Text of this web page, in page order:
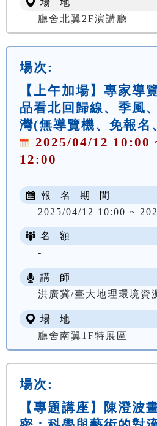
廳舍北翼2F演講廳
場次:
【上午加場】專家導
品看北回歸線、季風
灣(無導覽機、免報名
2025/04/12 10:00
12:00
報 名 期 間
2025/04/12 10:00 ~
名 額
-
講 師
洪廣冀/臺大地理環境資
場 地
廳舍南翼1F特展區
場次:
【專題講座】陳澄波